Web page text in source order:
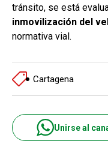
tránsito, se está
inmovilización del
normativa vial.
Cartagena
Unirse al